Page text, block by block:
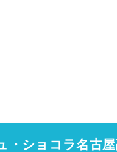
・ショコラ名古